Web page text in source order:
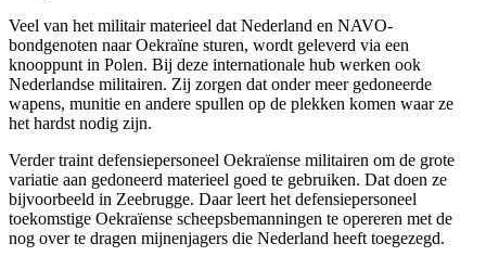
Veel van het militair materieel dat Nederland en NAVO-
bondgenoten naar Oekraïne sturen, wordt geleverd via een
knooppunt in Polen. Bij deze internationale hub werken ook
Nederlandse militairen. Zij zorgen dat onder meer gedoneerde
wapens, munitie en andere spullen op de plekken komen waar ze
het hardst nodig zijn.
Verder traint defensiepersoneel Oekraïense militairen om de grote
variatie aan gedoneerd materieel goed te gebruiken. Dat doen ze
bijvoorbeeld in Zeebrugge. Daar leert het defensiepersoneel
toekomstige Oekraïense scheepsbemanningen te opereren met de
nog over te dragen mijnenjagers die Nederland heeft toegezegd.